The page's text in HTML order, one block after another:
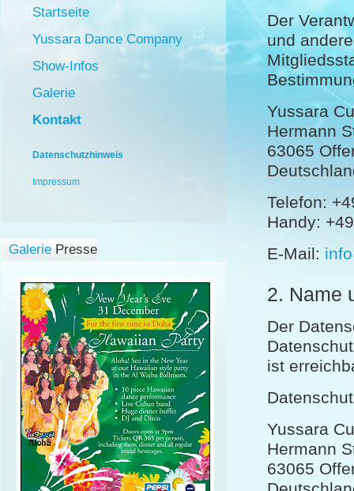
Der
und
Yussara
Hermann
63065
Telefon:
Handy:
E-Mail:
2. Name
Der
ist
Yussara
Hermann
63065
Startseite
Yussara Dance Company
Show-Infos
Galerie
Kontakt
Datenschutzhinweis
Impressum
GaleriePresse